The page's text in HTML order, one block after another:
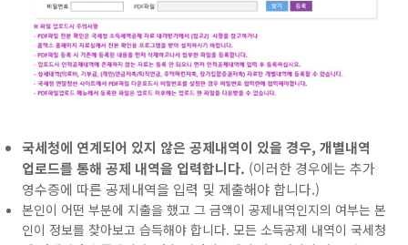
국세청에 연계되어 있지 않은 공제내역이 있을 경우, 개별내역
업로드를 통해 공제 내역을 입력합니다. (이러한 경우에는 추가
영수증에 따른 공제내역을 입력 및 제출해야 합니다.)
본인이 어떤 부분에 지출을 했고 그 금액이 공제내역인지의 여부는 본
인이 정보를 찾아보고 습득해야 합니다. 모든 소득공제 내역이 국세청